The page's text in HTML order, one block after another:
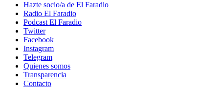
Hazte socio/a de El Faradio
Radio El Faradio
Podcast El Faradio
Twitter
Facebook
Instagram
Telegram
Quienes somos
Transparencia
Contacto